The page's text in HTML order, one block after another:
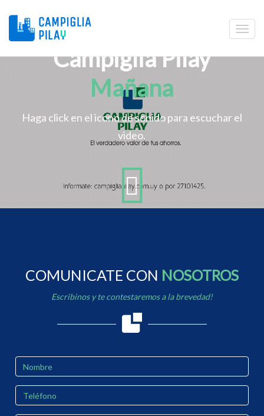
Campiglia Pilay
Mañana
Haga click en el icono de sonido para escuchar el
video.
COMUNICATE CON NOSOTROS
Escribinos y te contestaremos a la brevedad!